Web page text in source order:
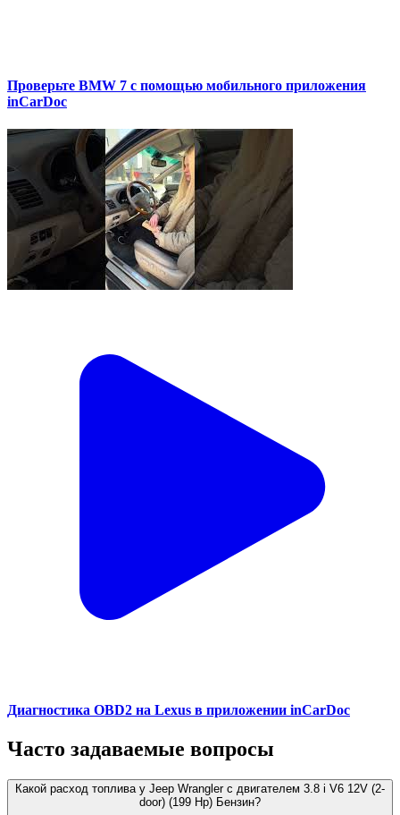
Проверьте BMW 7 с помощью мобильного приложения
inCarDoc
Диагностика OBD2 на Lexus в приложении inCarDoc
Часто задаваемые вопросы
Какой расход топлива у Jeep Wrangler с двигателем 3.8 i V6 12V (2-
door) (199 Hp) Бензин?